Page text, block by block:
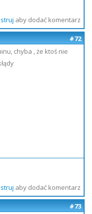
aby dodać komentarz
#72
chyba , że ktoś nie
aby dodać komentarz
#73